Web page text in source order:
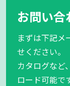
お問い合
まずは下記メ
せください。
カタログなど
ロード可能で